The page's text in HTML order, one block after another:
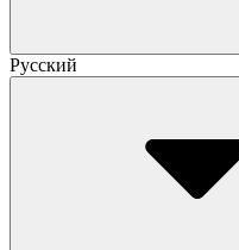
Русский